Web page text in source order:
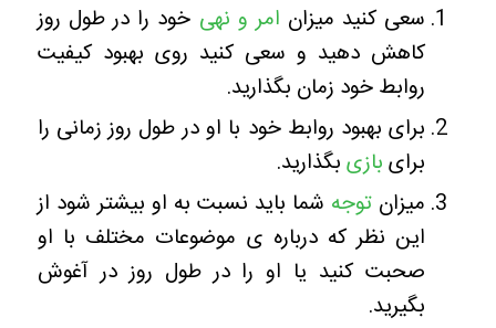
سعی کنید میزان امر و نهی خود را در طول روز
کاهش دهید و سعی کنید روی بهبود کیفیت
روابط خود زمان بگذارید.
برای بهبود روابط خود با او در طول روز زمانی را
برایبازیبگذارید.
میزان توجه شما باید نسبت به او بیشتر شود از
این نظر که درباره ی موضوعات مختلف با او
صحبت کنید یا او را در طول روز در آغوش
بگیرید.